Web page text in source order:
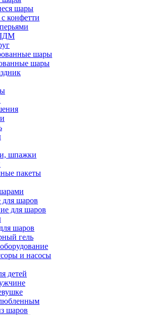
шары
конфетти
шары
шары
шпажки
пакеты
для шаров
для шаров
шаров
гель
и насосы
детей
шаров